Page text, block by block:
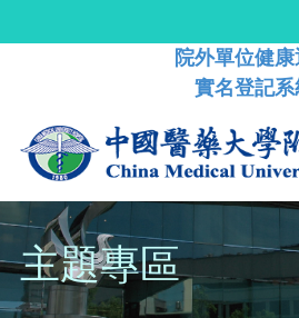
院外單位健康
實名登記系
主題專區